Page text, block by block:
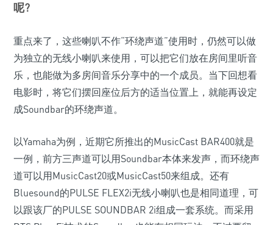
呢?
重点来了，这些喇叭不作“环绕声道”使用时，仍然可以做
为独立的无线小喇叭来使用，可以把它们放在房间里听音
乐，也能做为多房间音乐分享中的一个成员。当下回想看
电影时，将它们摆回座位后方的适当位置上，就能再设定
成Soundbar的环绕声道。
以Yamaha为例，近期它所推出的MusicCast BAR400就是
一例，前方三声道可以用Soundbar本体来发声，而环绕声
道可以用MusicCast20或MusicCast50来组成。还有
Bluesound的PULSE FLEX2i无线小喇叭也是相同道理，可
以跟该厂的PULSE SOUNDBAR 2i组成一套系统。而采用